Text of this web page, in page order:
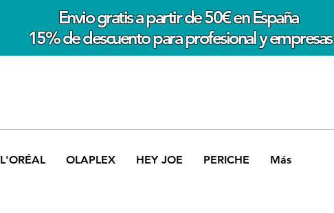
Envio gratis a partir de 50€ en España
15% de descuento para profesional y empresas
L'ORÉAL OLAPLEX HEY JOE PERICHE Más